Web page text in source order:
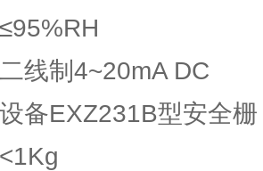
制4~20mA DC
EXZ231B型安全栅